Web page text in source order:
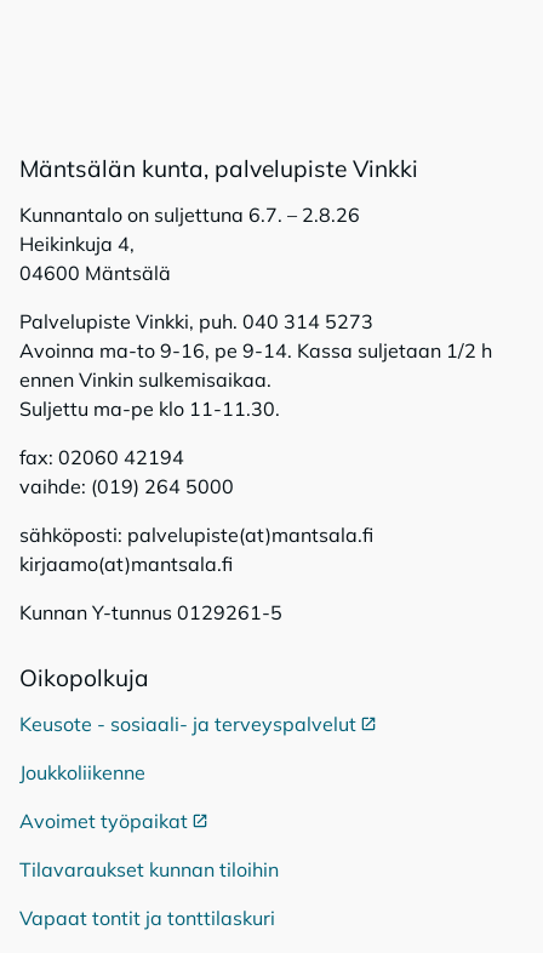
Mänt­sä­län kun­ta, pal­ve­lu­pis­te Vink­ki
Kunnantalo on suljettuna 6.7. – 2.8.26
Heikinkuja 4,
04600 Mäntsälä
Palvelupiste Vinkki, puh. 040 314 5273
Avoinna ma-to 9-16, pe 9-14. Kassa suljetaan 1/2 h
ennen Vinkin sulkemisaikaa.
Suljettu ma-pe klo 11-11.30.
fax: 02060 42194
vaihde: (019) 264 5000
sähköposti: palvelupiste(at)mantsala.fi
kirjaamo(at)mantsala.fi
Kunnan Y-tunnus 0129261-5
Oi­ko­pol­ku­ja
Keusote - sosiaali- ja terveyspalvelut Ulkoinen linkki
Joukkoliikenne
Avoimet työpaikat Ulkoinen linkki
Tilavaraukset kunnan tiloihin
Vapaat tontit ja tonttilaskuri